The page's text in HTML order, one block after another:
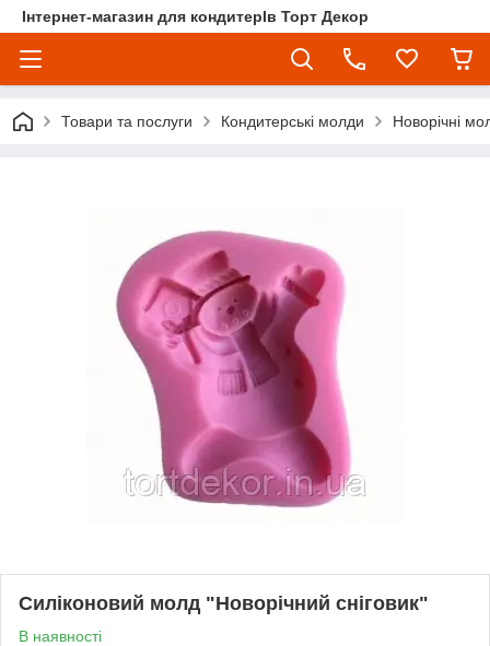
Інтернет-магазин для кондитерІв Торт Декор
Товари та послуги Кондитерські молди Новорічні
Силіконовий молд "Новорічний сніговик"
В наявності